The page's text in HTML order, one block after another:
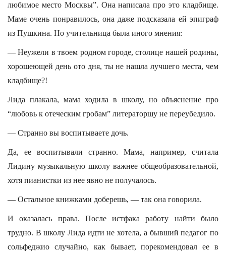
любимое место Москвы”. Она написала про это кладбище.
Маме очень понравилось, она даже подсказала ей эпиграф
из Пушкина. Но учительница была иного мнения:
— Неужели в твоем родном городе, столице нашей родины,
хорошеющей день ото дня, ты не нашла лучшего места, чем
кладбище?!
Лида плакала, мама ходила в школу, но объяснение про
“любовь к отеческим гробам” литераторшу не переубедило.
— Странно вы воспитываете дочь.
Да, ее воспитывали странно. Мама, например, считала
Лидину музыкальную школу важнее общеобразовательной,
хотя пианистки из нее явно не получалось.
— Остальное книжками доберешь, — так она говорила.
И оказалась права. После истфака работу найти было
трудно. В школу Лида идти не хотела, а бывший педагог по
сольфеджио случайно, как бывает, порекомендовал ее в